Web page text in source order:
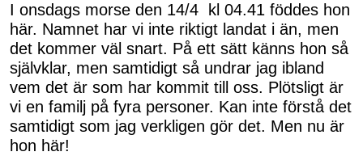
I onsdags morse den 14/4 kl 04.41 föddes hon
här. Namnet har vi inte riktigt landat i än, men
det kommer väl snart. På ett sätt känns hon så
självklar, men samtidigt så undrar jag ibland
vem det är som har kommit till oss. Plötsligt är
vi en familj på fyra personer. Kan inte förstå det
samtidigt som jag verkligen gör det. Men nu är
hon här!